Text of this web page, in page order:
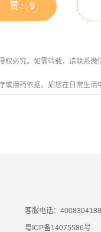
赞 : 9
权必究。如需转载，请联系
或用药依据。如您在日常生
客服电话：4008304188
粤ICP备14075586号